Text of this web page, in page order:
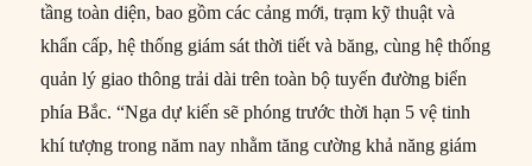
tầng toàn diện, bao gồm các cảng mới, trạm kỹ thuật và
khẩn cấp, hệ thống giám sát thời tiết và băng, cùng hệ thống
quản lý giao thông trải dài trên toàn bộ tuyến đường biển
phía Bắc. “Nga dự kiến sẽ phóng trước thời hạn 5 vệ tinh
khí tượng trong năm nay nhằm tăng cường khả năng giám